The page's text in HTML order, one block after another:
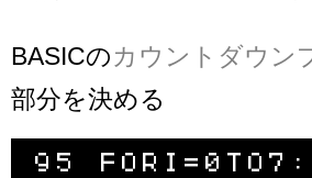
BASICのカウントダウン
部分を決める
95